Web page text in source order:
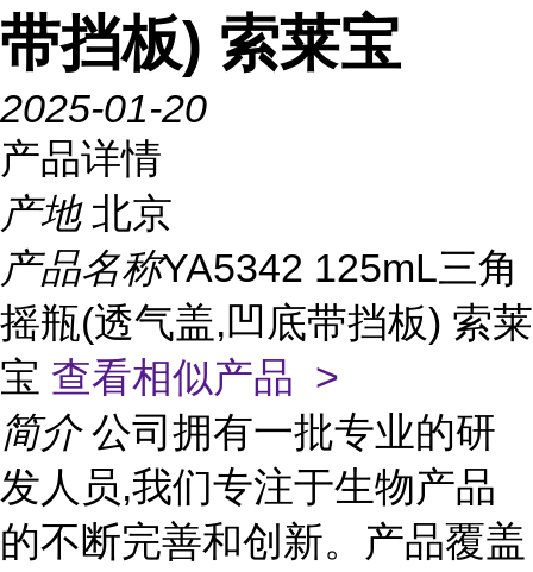
带挡板) 索莱宝
2025-01-20
产品详情
产地 北京
产品名称YA5342 125mL三角
摇瓶(透气盖,凹底带挡板) 索莱
宝 查看相似产品 >
简介 公司拥有一批专业的研
发人员,我们专注于生物产品
的不断完善和创新。产品覆盖